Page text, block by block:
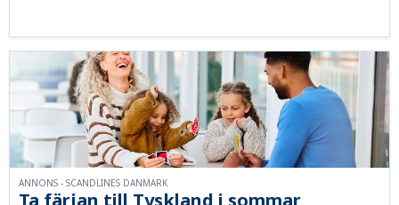
ANNONS - SCANDLINES DANMARK